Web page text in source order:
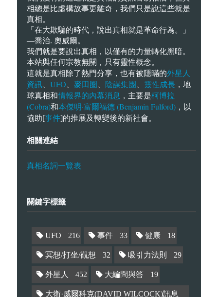
相總是比虛構故事更離奇，我們只是說這些就是
真相。
「在大欺騙的時代，說出真相就是革命行為。」
—喬治. 奧威爾。
我們就是要說出真相，以僅有的力量轉化黑暗。
本站與任何宗教無關，只有靈性概念。
這就是真相除了熱門分享，也有被隱暪的外星人
資訊
UFO 麥田圈 陰謀集團 靈性成長 ，地
球真相和情報界的內幕消息 ，主要是柯博拉
(Cobra)和本傑明·富爾福德 (Benjamin Fulford) ，以
協助[事件]的推展及轉變後的新社會。
相關連結
真相名詞一覽表
關鍵字標籤
UFO 216 事件 33 健康 18
冥想/打坐/觀想 32 吸引力法則 29
外星人 452 大編問與答 19
大衛·威爾科克(DAVID WILCOCK)訊息